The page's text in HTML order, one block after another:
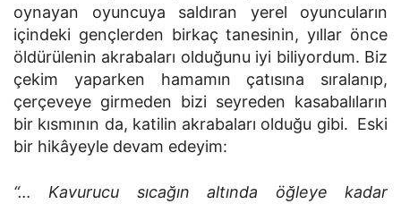
oynayan oyuncuya saldıran yerel oyuncuların
içindeki gençlerden birkaç tanesinin, yıllar önce
öldürülenin akrabaları olduğunu iyi biliyordum. Biz
çekim yaparken hamamın çatısına sıralanıp,
çerçeveye girmeden bizi seyreden kasabalıların
bir kısmının da, katilin akrabaları olduğu gibi. Eski
bir hikâyeyle devam edeyim:
“… Kavurucu sıcağın altında öğleye kadar